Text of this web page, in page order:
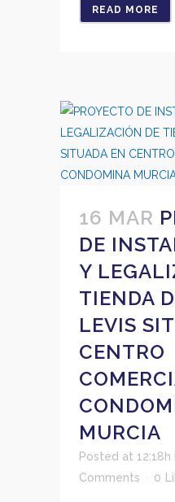
READ MORE
16 MAR
DE
Y
TIENDA
LEVIS
CENTRO
MURCIA
Posted at 12:18h
Comments
0